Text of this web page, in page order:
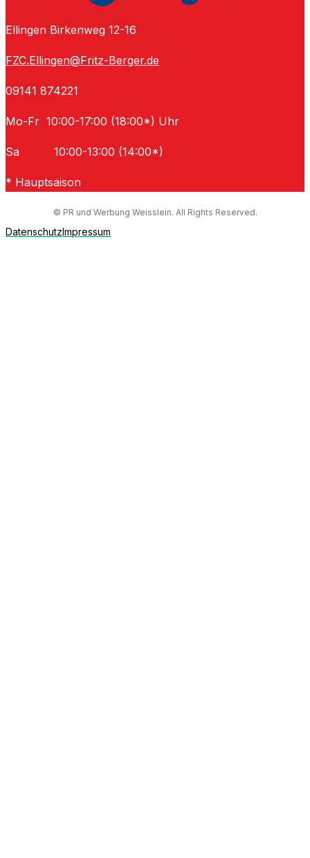
Ellingen Birkenweg 12-16
FZC.Ellingen@Fritz-Berger.de
09141 874221
Mo-Fr 10:00-17:00 (18:00*) Uhr
Sa 10:00-13:00 (14:00*)
* Hauptsaison
© PR und Werbung Weisslein. All Rights Reserved.
DatenschutzImpressum